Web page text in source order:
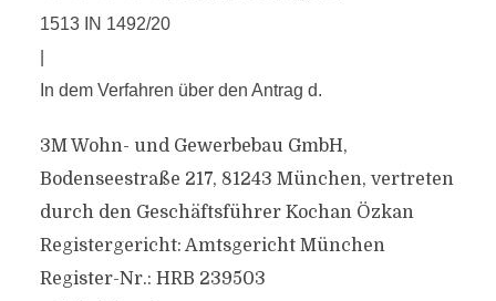
1513 IN 1492/20
In dem Verfahren über den Antrag d.
3M Wohn- und Gewerbebau GmbH,
Bodenseestraße 217, 81243 München, vertreten
durch den Geschäftsführer Kochan Özkan
Registergericht: Amtsgericht München
Register-Nr.: HRB 239503